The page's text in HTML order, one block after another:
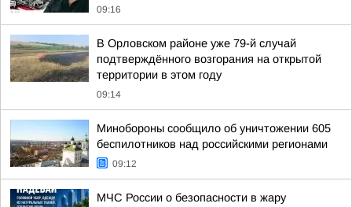
09:16
В Орловском районе уже 79-й случай
подтверждённого возгорания на открытой
территории в этом году
09:14
Минобороны сообщило об уничтожении 605
беспилотников над российскими регионами
09:12
МЧС России о безопасности в жару